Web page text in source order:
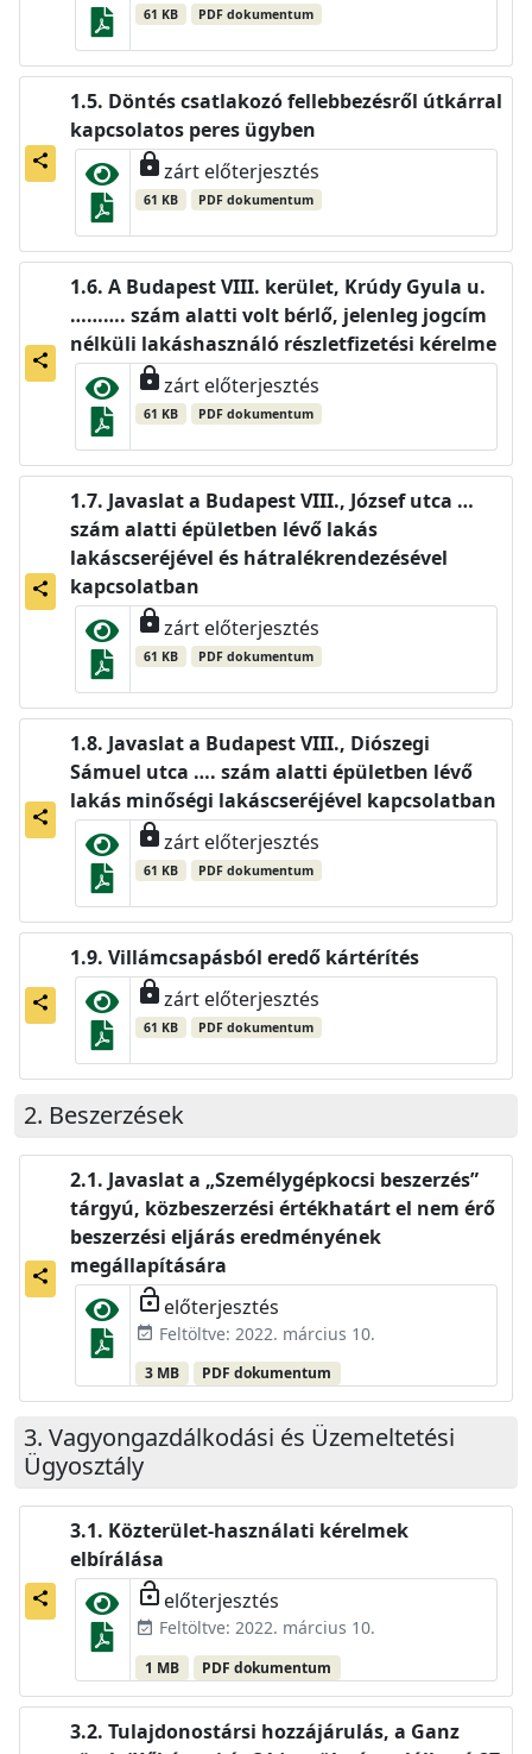
61 KB PDF dokumentum
share
Döntés csatlakozó fellebbezésről útkárral
kapcsolatos peres ügyben
lockzárt előterjesztés
61 KB PDF dokumentum
share
A Budapest VIII. kerület, Krúdy Gyula u.
………. szám alatti volt bérlő, jelenleg jogcím
nélküli lakáshasználó részletfizetési kérelme
lockzárt előterjesztés
61 KB PDF dokumentum
share
Javaslat a Budapest VIII., József utca …
szám alatti épületben lévő lakás
lakáscseréjével és hátralékrendezésével
kapcsolatban
lockzárt előterjesztés
61 KB PDF dokumentum
share
Javaslat a Budapest VIII., Diószegi
Sámuel utca …. szám alatti épületben lévő
lakás minőségi lakáscseréjével kapcsolatban
lockzárt előterjesztés
61 KB PDF dokumentum
share
Villámcsapásból eredő kártérítés
lockzárt előterjesztés
61 KB PDF dokumentum
Beszerzések
share
Javaslat a „Személygépkocsi beszerzés”
tárgyú, közbeszerzési értékhatárt el nem érő
beszerzési eljárás eredményének
megállapítására
lock_open előterjesztés
event_available Feltöltve: 2022. március 10.
3 MB PDF dokumentum
Vagyongazdálkodási és Üzemeltetési
Ügyosztály
share
Közterület-használati kérelmek
elbírálása
lock_open előterjesztés
event_available Feltöltve: 2022. március 10.
1 MB PDF dokumentum
Tulajdonostársi hozzájárulás, a Ganz